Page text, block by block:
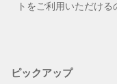
トをご利用いただけ
ピックアップ